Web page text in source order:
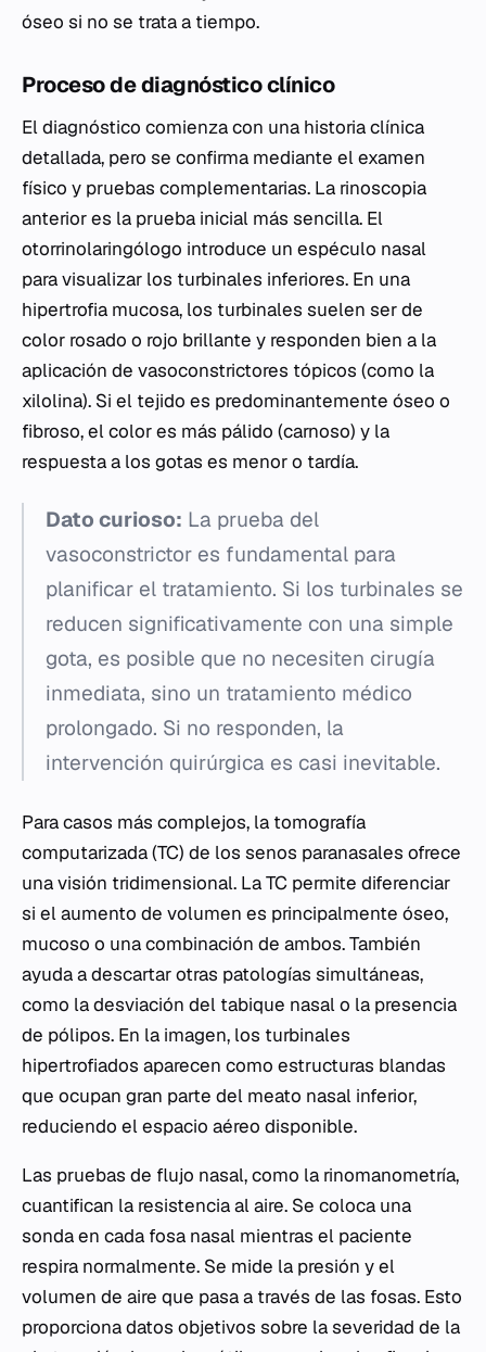
óseo si no se trata a tiempo.
Proceso de diagnóstico clínico
El diagnóstico comienza con una historia clínica
detallada, pero se confirma mediante el examen
físico y pruebas complementarias. La rinoscopia
anterior es la prueba inicial más sencilla. El
otorrinolaringólogo introduce un espéculo nasal
para visualizar los turbinales inferiores. En una
hipertrofia mucosa, los turbinales suelen ser de
color rosado o rojo brillante y responden bien a la
aplicación de vasoconstrictores tópicos (como la
xilolina). Si el tejido es predominantemente óseo o
fibroso, el color es más pálido (carnoso) y la
respuesta a los gotas es menor o tardía.
Dato curioso: La prueba del
vasoconstrictor es fundamental para
planificar el tratamiento. Si los turbinales se
reducen significativamente con una simple
gota, es posible que no necesiten cirugía
inmediata, sino un tratamiento médico
prolongado. Si no responden, la
intervención quirúrgica es casi inevitable.
Para casos más complejos, la tomografía
computarizada (TC) de los senos paranasales ofrece
una visión tridimensional. La TC permite diferenciar
si el aumento de volumen es principalmente óseo,
mucoso o una combinación de ambos. También
ayuda a descartar otras patologías simultáneas,
como la desviación del tabique nasal o la presencia
de pólipos. En la imagen, los turbinales
hipertrofiados aparecen como estructuras blandas
que ocupan gran parte del meato nasal inferior,
reduciendo el espacio aéreo disponible.
Las pruebas de flujo nasal, como la rinomanometría,
cuantifican la resistencia al aire. Se coloca una
sonda en cada fosa nasal mientras el paciente
respira normalmente. Se mide la presión y el
volumen de aire que pasa a través de las fosas. Esto
proporciona datos objetivos sobre la severidad de la